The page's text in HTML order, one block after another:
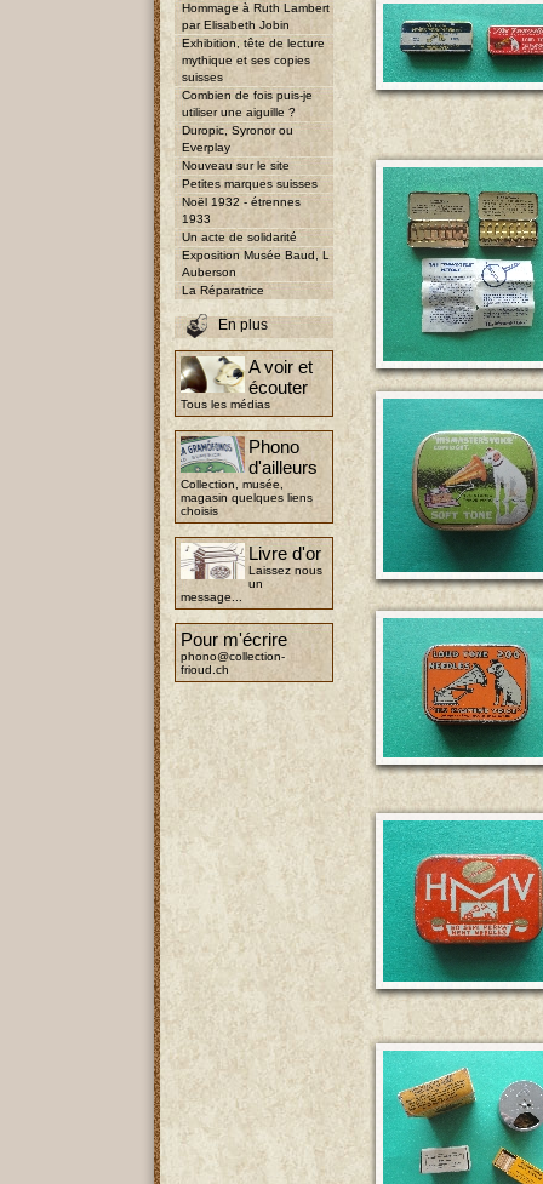
Hommage à Ruth Lambert
par Elisabeth Jobin
Exhibition, tête de lecture
mythique et ses copies
suisses
Combien de fois puis-je
utiliser une aiguille ?
Duropic, Syronor ou
Everplay
Nouveau sur le site
Petites marques suisses
Noël 1932 - étrennes
1933
Un acte de solidarité
Exposition Musée Baud, L
Auberson
La Réparatrice
En plus
A voir et
écouter
Tous les médias
Phono
d'ailleurs
Collection, musée,
magasin quelques liens
choisis
Livre d'or
Laissez nous
un
message...
Pour m'écrire
phono@collection-
frioud.ch